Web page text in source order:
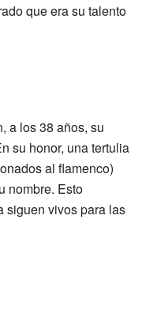
que era su talento
a los 38 años, su
su honor, una tertulia
al flamenco)
nombre. Esto
siguen vivos para las